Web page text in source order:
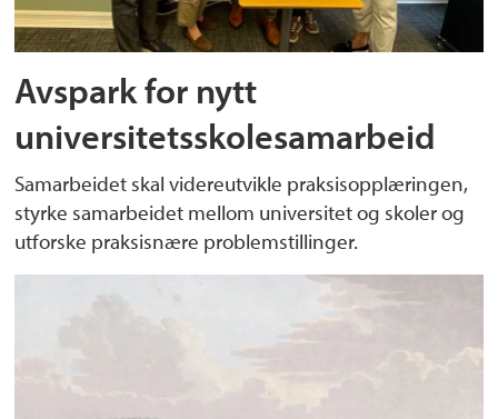
Avspark for nytt
universitetsskolesamarbeid
Samarbeidet skal videreutvikle praksisopplæringen,
styrke samarbeidet mellom universitet og skoler og
utforske praksisnære problemstillinger.